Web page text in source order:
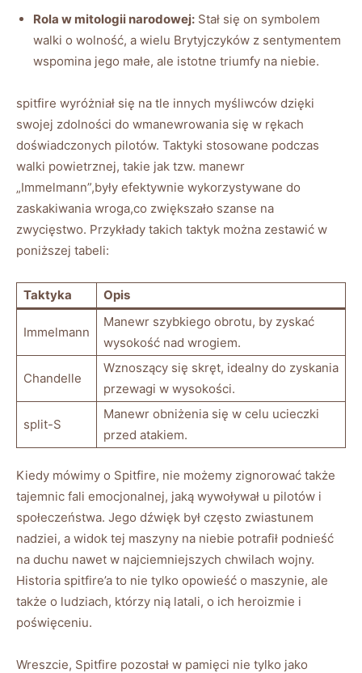
Rola w mitologii narodowej: Stał się on symbolem
walki o wolność, a wielu Brytyjczyków z sentymentem
wspomina jego małe, ale istotne triumfy na niebie.
spitfire wyróżniał się na tle innych myśliwców dzięki
swojej zdolności do wmanewrowania się w rękach
doświadczonych pilotów. Taktyki stosowane podczas
walki powietrznej, takie jak tzw. manewr
„Immelmann”,były efektywnie wykorzystywane do
zaskakiwania wroga,co zwiększało szanse na
zwycięstwo. Przykłady takich taktyk można zestawić w
poniższej tabeli:
Taktyka Opis
Immelmann
Manewr szybkiego obrotu, by zyskać
wysokość nad wrogiem.
Chandelle
Wznoszący się skręt, idealny do zyskania
przewagi w wysokości.
split-S
Manewr obniżenia się w celu ucieczki
przed atakiem.
Kiedy mówimy o Spitfire, nie możemy zignorować także
tajemnic fali emocjonalnej, jaką wywoływał u pilotów i
społeczeństwa. Jego dźwięk był często zwiastunem
nadziei, a widok tej maszyny na niebie potrafił podnieść
na duchu nawet w najciemniejszych chwilach wojny.
Historia spitfire’a to nie tylko opowieść o maszynie, ale
także o ludziach, którzy nią latali, o ich heroizmie i
poświęceniu.
Wreszcie, Spitfire pozostał w pamięci nie tylko jako